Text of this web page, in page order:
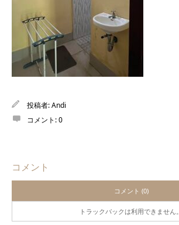
投稿者:Andi
コメント:0
コメント
コメント (0)
トラックバックは利用できません。